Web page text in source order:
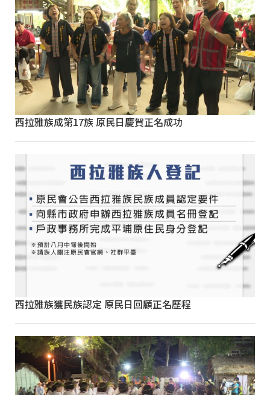
西拉雅族成第17族 原民日慶賀正名成功
西拉雅族獲民族認定 原民日回顧正名歷程